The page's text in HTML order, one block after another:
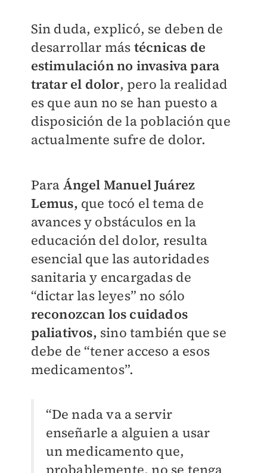
Sin duda, explicó, se deben de
desarrollar más técnicas de
estimulación no invasiva para
tratar el dolor, pero la realidad
es que aun no se han puesto a
disposición de la población que
actualmente sufre de dolor.
Para Ángel Manuel Juárez
Lemus, que tocó el tema de
avances y obstáculos en la
educación del dolor, resulta
esencial que las autoridades
sanitaria y encargadas de
“dictar las leyes” no sólo
reconozcan los cuidados
paliativos, sino también que se
debe de “tener acceso a esos
medicamentos”.
“De nada va a servir
enseñarle a alguien a usar
un medicamento que,